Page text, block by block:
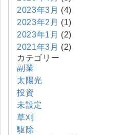
2023年3月 (4)
2023年2月 (1)
2023年1月 (2)
2021年3月 (2)
カテゴリー
副業
太陽光
投資
未設定
草刈
駆除